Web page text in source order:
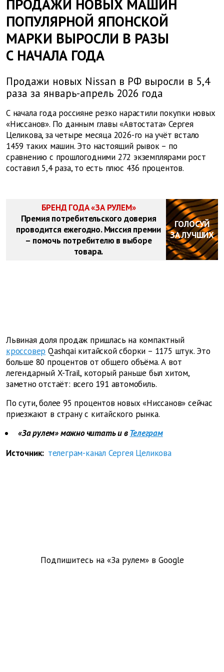
ПРОДАЖИ НОВЫХ МАШИН
ПОПУЛЯРНОЙ ЯПОНСКОЙ
МАРКИ ВЫРОСЛИ В РАЗЫ
С НАЧАЛА ГОДА
Продажи новых Nissan в РФ выросли в 5,4
раза за январь-апрель 2026 года
С начала года россияне резко нарастили покупки новых
«Ниссанов». По данным главы «Автостата» Сергея
Целикова, за четыре месяца 2026-го на учёт встало
1459 таких машин. Это настоящий рывок – по
сравнению с прошлогодними 272 экземплярами рост
составил 5,4 раза, то есть плюс 436 процентов.
БРЕНД ГОДА «ЗА РУЛЕМ»
Премия потребительского доверия
проводится ежегодно. Миссия премии
– помочь потребителю в выборе
товара.
ГОЛОСУЙ
ЗА ЛУЧШИХ
Львиная доля продаж пришлась на компактный
кроссовер Qashqai китайской сборки – 1175 штук. Это
больше 80 процентов от общего объёма. А вот
легендарный X-Trail, который раньше был хитом,
заметно отстаёт: всего 191 автомобиль.
По сути, более 95 процентов новых «Ниссанов» сейчас
приезжают в страну с китайского рынка.
«За рулем» можно читать и вТелеграм
Источник: телеграм-канал Сергея Целикова
Подпишитесь на «За рулем» в Google